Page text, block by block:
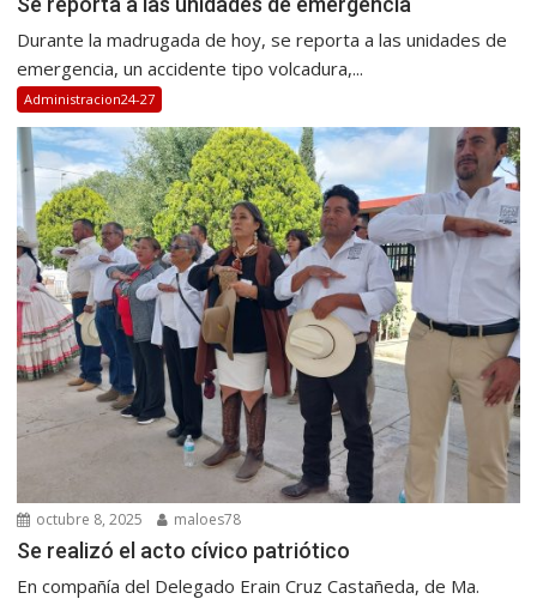
Durante la madrugada de hoy, se reporta a las unidades de
emergencia, un accidente tipo volcadura,...
Administracion24-27
octubre 8, 2025 maloes78
Se realizó el acto cívico patriótico
En compañía del Delegado Erain Cruz Castañeda, de Ma.